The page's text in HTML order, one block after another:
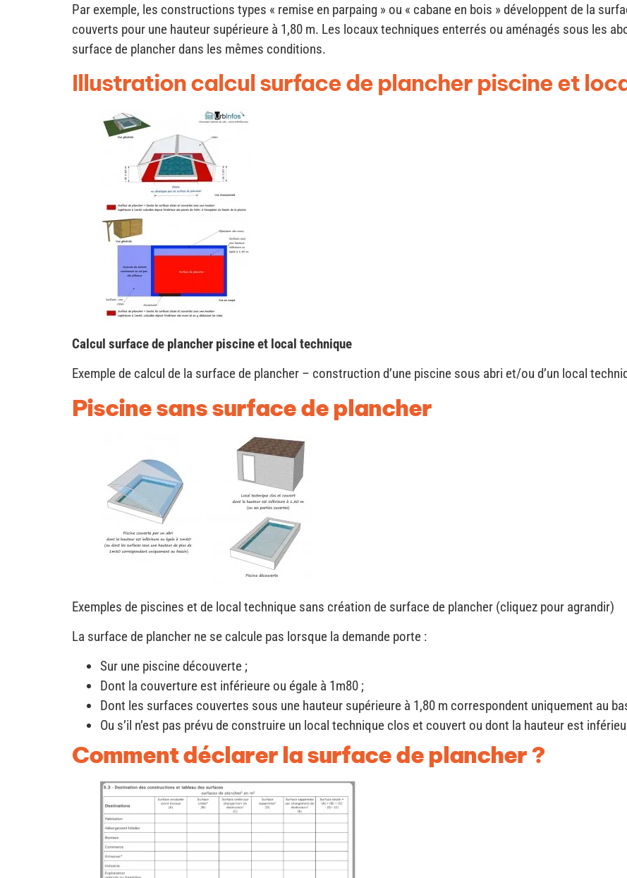
Par exemple, les constructions types « remise en parpaing » ou « cabane en bois » développent de la
couverts pour une hauteur supérieure à 1,80 m. Les locaux techniques enterrés ou aménagés sous les
surface de plancher dans les mêmes conditions.
Illustration calcul surface de plancher piscine et
Calcul surface de plancher piscine et local technique
Exemple de calcul de la surface de plancher – construction d’une piscine sous abri et/ou d’un local
Piscine sans surface de plancher
Exemples de piscines et de local technique sans création de surface de plancher (cliquez pour agrandir)
La surface de plancher ne se calcule pas lorsque la demande porte :
Sur une piscine découverte ;
Dont la couverture est inférieure ou égale à 1m80 ;
Dont les surfaces couvertes sous une hauteur supérieure à 1,80 m correspondent uniquement au
Ou s’il n’est pas prévu de construire un local technique clos et couvert ou dont la hauteur est
Comment déclarer la surface de plancher ?